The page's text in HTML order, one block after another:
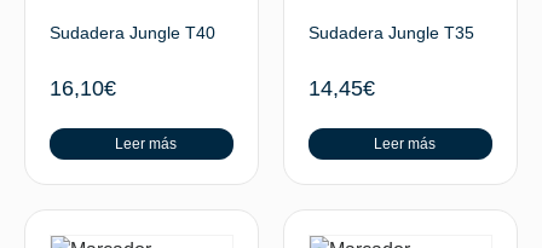
Sudadera Jungle T40
16,10€
Leer más
Sudadera Jungle T35
14,45€
Leer más